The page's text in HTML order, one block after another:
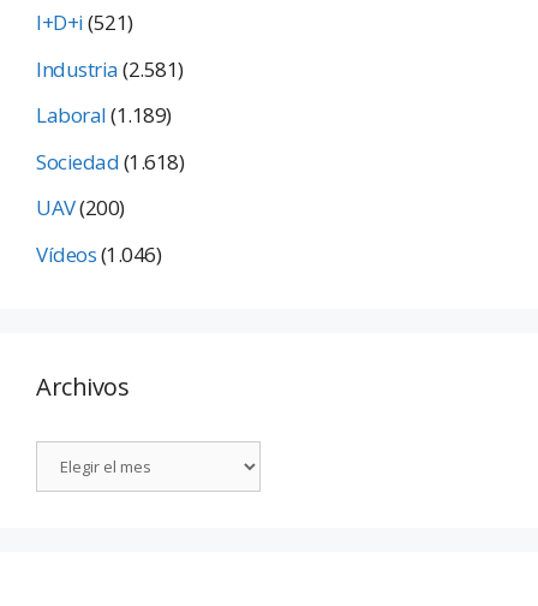
I+D+i(521)
Industria(2.581)
Laboral(1.189)
Sociedad(1.618)
UAV(200)
Vídeos(1.046)
Archivos